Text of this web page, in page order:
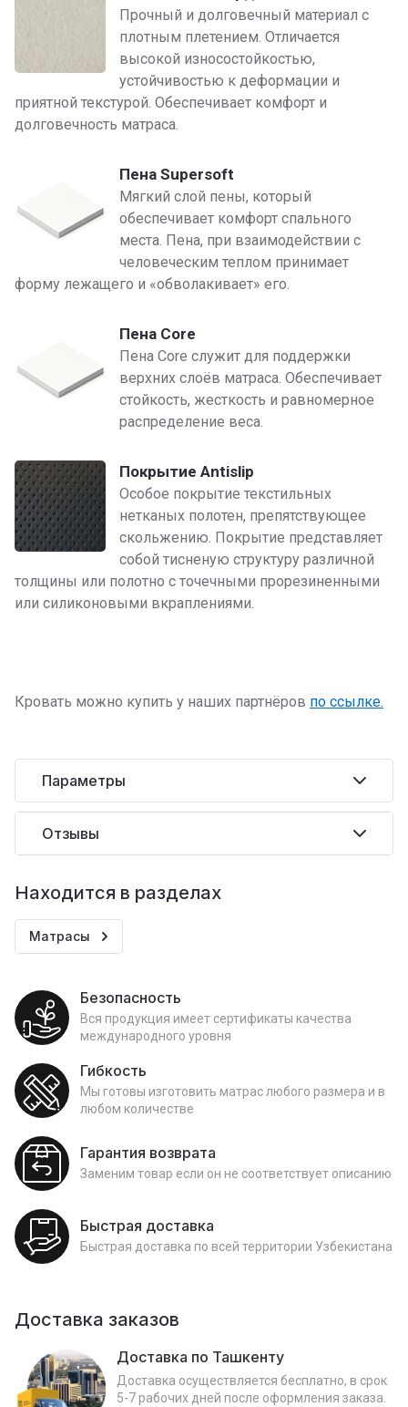
Прочный и долговечный материал с
плотным плетением. Отличается
высокой износостойкостью,
устойчивостью к деформации и
приятной текстурой. Обеспечивает комфорт и
долговечность матраса.
Пена Supersoft
Мягкий слой пены, который
обеспечивает комфорт спального
места. Пена, при взаимодействии с
человеческим теплом принимает
форму лежащего и «обволакивает» его.
Пена Core
Пена Core служит для поддержки
верхних слоёв матраса. Обеспечивает
стойкость, жесткость и равномерное
распределение веса.
Покрытие Antislip
Особое покрытие текстильных
нетканых полотен, препятствующее
скольжению. Покрытие представляет
собой тисненую структуру различной
толщины или полотно с точечными прорезиненными
или силиконовыми вкраплениями.
Кровать можно купить у наших партнёров по ссылке.
Параметры
Отзывы
Находится в разделах
Матрасы
Безопасность
Вся продукция имеет сертификаты качества
международного уровня
Гибкость
Мы готовы изготовить матрас любого размера и в
любом количестве
Гарантия возврата
Заменим товар если он не соответствует описанию
Быстрая доставка
Быстрая доставка по всей территории Узбекистана
Доставка заказов
Доставка по Ташкенту
Доставка осуществляется бесплатно, в срок
5-7 рабочих дней после оформления заказа.